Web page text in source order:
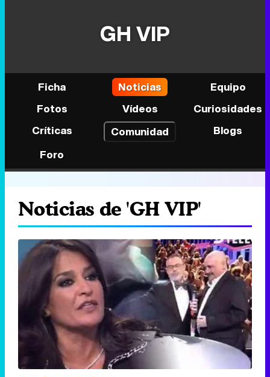
GH VIP
Ficha Noticias
Equipo
Fotos
Vídeos
Curiosidades
Críticas
Comunidad
Blogs
Foro
Noticias de 'GH VIP'